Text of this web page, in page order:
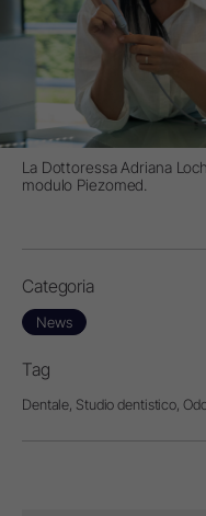
La Dottoressa Adriana
modulo Piezomed.
Categoria
News
Tag
Dentale, Studio dentistico,